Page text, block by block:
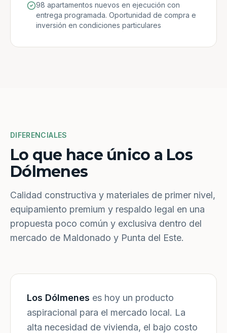
98 apartamentos nuevos en ejecución con
entrega programada. Oportunidad de compra e
inversión en condiciones particulares
DIFERENCIALES
Lo que hace único a Los
Dólmenes
Calidad constructiva y materiales de primer nivel,
equipamiento premium y respaldo legal en una
propuesta poco común y exclusiva dentro del
mercado de Maldonado y Punta del Este.
Los Dólmenes es hoy un producto
aspiracional para el mercado local. La
alta necesidad de vivienda, el bajo costo